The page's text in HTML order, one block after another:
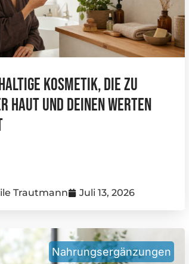
Kosmetik, Die Zu
Haut Und Deinen Werten
Trautmann Juli 13, 2026
Nahrungsergänzungen